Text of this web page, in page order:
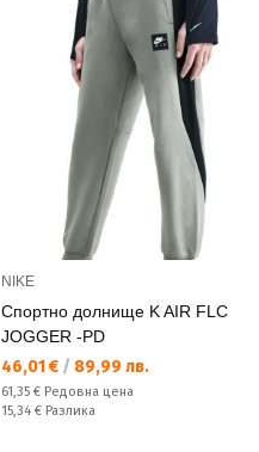
NIKE
Спортно долнище K AIR FLC
JOGGER -PD
Текуща цена:
46,01 € / 89,99 лв.
Редовна цена:
61,35 € Редовна цена
Спестявате:
15,34 € Разлика